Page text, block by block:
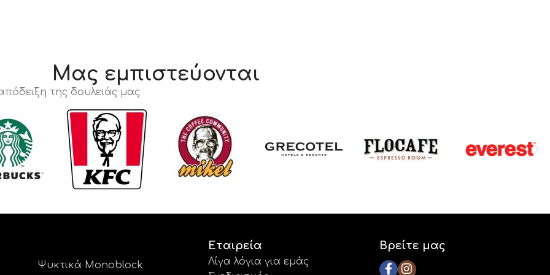
Μας εμπιστεύονται
της δουλειάς μας
Ψυκτικά Monoblock
Εταιρεία
Λίγα λόγια για εμάς
Βρείτε μας